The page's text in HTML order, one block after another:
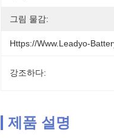
그림 물감:
Https://www.leadyo-
강조하다:
제품 설명